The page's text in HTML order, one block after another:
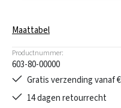
Maattabel
Productnummer:
603-80-00000
Gratis verzending vanaf
14 dagen retourrecht